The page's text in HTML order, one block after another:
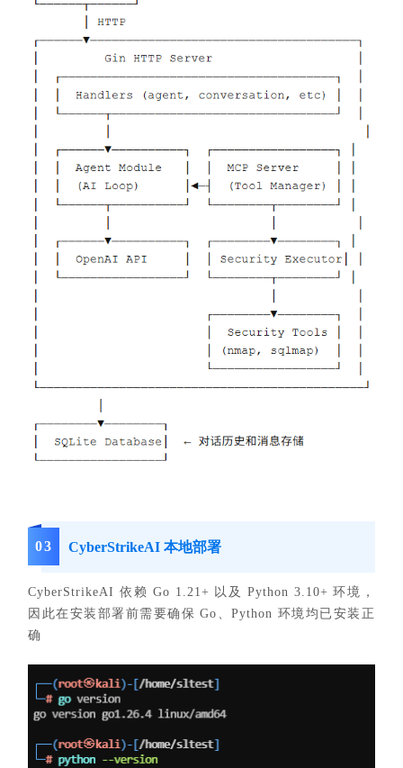
03 CyberStrikeAI 本地部署
CyberStrikeAI 依赖 Go 1.21+ 以及 Python 3.10+ 环境，
因此在安装部署前需要确保 Go、Python 环境均已安装正
确